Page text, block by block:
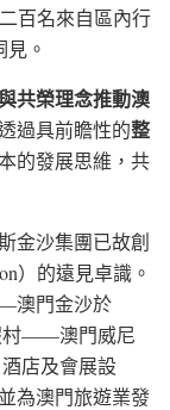
百名來自區內行
。
共榮理念推動澳
過具前瞻性的整
的發展思維，共
金沙集團已故創
）的遠見卓識。
澳門金沙於
村——澳門威尼
店及會展設
為澳門旅遊業發